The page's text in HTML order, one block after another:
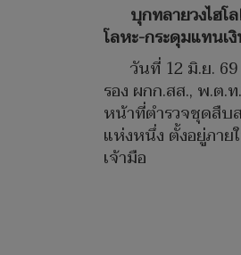
บุกทลายวงไฮ
โลหะ-กระดุมแทนเ
วันที่ 12 มิ.ย.
รอง ผกก.สส., พ.ต.
หน้าที่ตำรวจชุดสืบ
แห่งหนึ่ง ตั้งอยู่ภา
เจ้ามือ